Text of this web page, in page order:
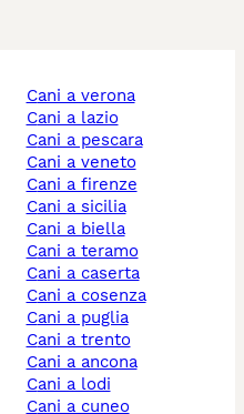
cani a verona
cani a lazio
cani a pescara
cani a veneto
cani a firenze
cani a sicilia
cani a biella
cani a teramo
cani a caserta
cani a cosenza
cani a puglia
cani a trento
cani a ancona
cani a lodi
cani a cuneo